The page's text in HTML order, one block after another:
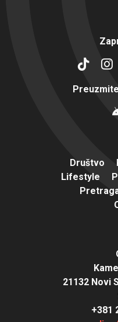
Društvo
Lifestyle
21132 Novi
+381